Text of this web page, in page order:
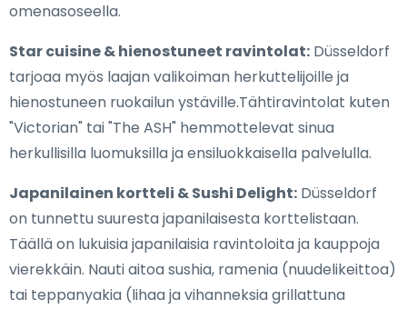
omenasoseella.
Star cuisine & hienostuneet ravintolat: Düsseldorf
tarjoaa myös laajan valikoiman herkuttelijoille ja
hienostuneen ruokailun ystäville.Tähtiravintolat kuten
"Victorian" tai "The ASH" hemmottelevat sinua
herkullisilla luomuksilla ja ensiluokkaisella palvelulla.
Japanilainen kortteli & Sushi Delight: Düsseldorf
on tunnettu suuresta japanilaisesta korttelistaan.
Täällä on lukuisia japanilaisia ravintoloita ja kauppoja
vierekkäin. Nauti aitoa sushia, ramenia (nuudelikeittoa)
tai teppanyakia (lihaa ja vihanneksia grillattuna